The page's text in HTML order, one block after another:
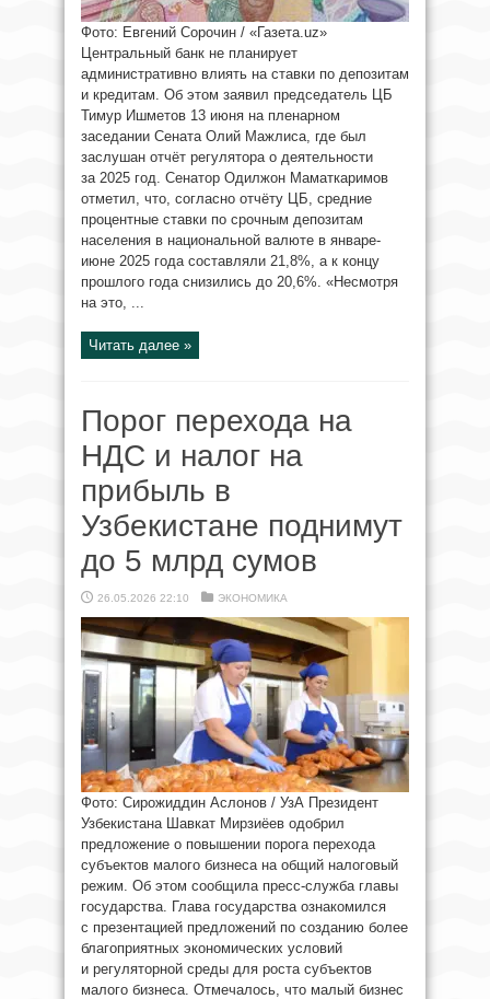
Фото: Евгений Сорочин / «Газета.uz»
Центральный банк не планирует
административно влиять на ставки по депозитам
и кредитам. Об этом заявил председатель ЦБ
Тимур Ишметов 13 июня на пленарном
заседании Сената Олий Мажлиса, где был
заслушан отчёт регулятора о деятельности
за 2025 год. Сенатор Одилжон Маматкаримов
отметил, что, согласно отчёту ЦБ, средние
процентные ставки по срочным депозитам
населения в национальной валюте в январе-
июне 2025 года составляли 21,8%, а к концу
прошлого года снизились до 20,6%. «Несмотря
на это, ...
Читать далее »
Порог перехода на
НДС и налог на
прибыль в
Узбекистане поднимут
до 5 млрд сумов
26.05.2026 22:10 ЭКОНОМИКА
Фото: Сирожиддин Аслонов / УзА Президент
Узбекистана Шавкат Мирзиёев одобрил
предложение о повышении порога перехода
субъектов малого бизнеса на общий налоговый
режим. Об этом сообщила пресс-служба главы
государства. Глава государства ознакомился
с презентацией предложений по созданию более
благоприятных экономических условий
и регуляторной среды для роста субъектов
малого бизнеса. Отмечалось, что малый бизнес